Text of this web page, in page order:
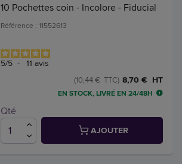
10 Pochettes coin - Incolore - Fiducial
Référence : 11552613
5/5 - 11 avis
8,70 € HT
(10,44 € TTC)
EN STOCK, LIVRÉ EN 24/48H
Qté
AJOUTER